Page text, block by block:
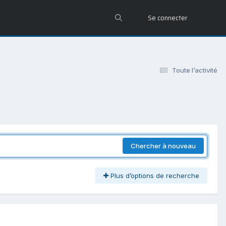
Se connecter
Toute l’activité
Chercher à nouveau
Plus d’options de recherche